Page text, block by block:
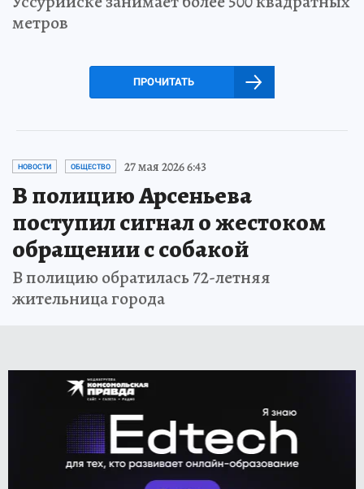
метров
ПРОЧИТАТЬ
НОВОСТИ ОБЩЕСТВО 27 мая 2026 6:43
В полицию Арсеньева
поступил сигнал о жестоком
обращении с собакой
В полицию обратилась 72-летняя
жительница города